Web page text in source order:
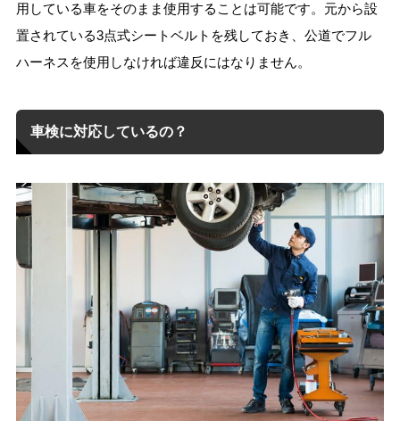
用している車をそのまま使用することは可能です。元から設
置されている3点式シートベルトを残しておき、公道でフル
ハーネスを使用しなければ違反にはなりません。
車検に対応しているの？